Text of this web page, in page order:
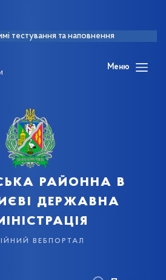
тестування та наповнення
Меню
районна в
державна
вебпортал